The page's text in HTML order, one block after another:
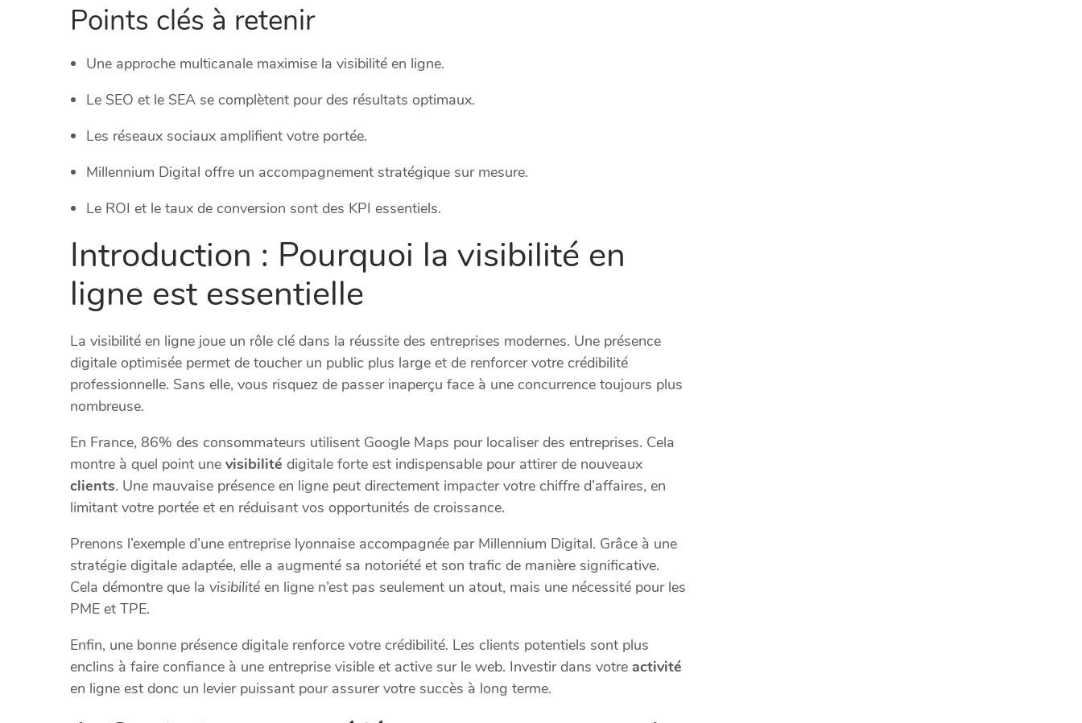
Points clés à retenir
Une approche multicanale maximise la visibilité en ligne.
Le SEO et le SEA se complètent pour des résultats optimaux.
Les réseaux sociaux amplifient votre portée.
Millennium Digital offre un accompagnement stratégique sur mesure.
Le ROI et le taux de conversion sont des KPI essentiels.
Introduction : Pourquoi la visibilité en
ligne est essentielle
La visibilité en ligne joue un rôle clé dans la réussite des entreprises modernes. Une présence
digitale optimisée permet de toucher un public plus large et de renforcer votre crédibilité
professionnelle. Sans elle, vous risquez de passer inaperçu face à une concurrence toujours plus
nombreuse.
En France, 86% des consommateurs utilisent Google Maps pour localiser des entreprises. Cela
montre à quel point une visibilité digitale forte est indispensable pour attirer de nouveaux
clients. Une mauvaise présence en ligne peut directement impacter votre chiffre d’affaires, en
limitant votre portée et en réduisant vos opportunités de croissance.
Prenons l’exemple d’une entreprise lyonnaise accompagnée par Millennium Digital. Grâce à une
stratégie digitale adaptée, elle a augmenté sa notoriété et son trafic de manière significative.
Cela démontre que la visibilité en ligne n’est pas seulement un atout, mais une nécessité pour les
PME et TPE.
Enfin, une bonne présence digitale renforce votre crédibilité. Les clients potentiels sont plus
enclins à faire confiance à une entreprise visible et active sur le web. Investir dans votre activité
en ligne est donc un levier puissant pour assurer votre succès à long terme.